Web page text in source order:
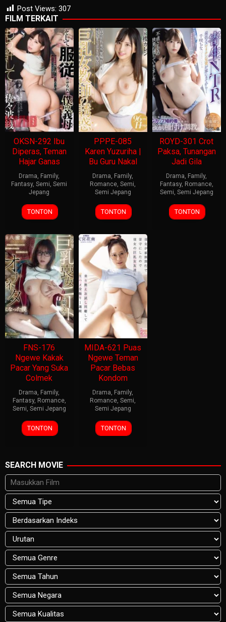
Post Views: 307
FILM TERKAIT
OKSN-292 Ibu
Diperas, Teman
Hajar Ganas
Drama, Family,
Fantasy,Semi,Semi
Jepang
TONTON
PPPE-085
Karen Yuzuriha |
Bu Guru Nakal
Drama, Family,
Romance,Semi,
Semi Jepang
TONTON
ROYD-301 Crot
Paksa, Tunangan
Jadi Gila
Drama, Family,
Fantasy, Romance,
Semi, Semi Jepang
TONTON
FNS-176
Ngewe Kakak
Pacar Yang Suka
Colmek
Drama, Family,
Fantasy, Romance,
Semi, Semi Jepang
TONTON
MIDA-621 Puas
Ngewe Teman
Pacar Bebas
Kondom
Drama, Family,
Romance,Semi,
Semi Jepang
TONTON
SEARCH MOVIE